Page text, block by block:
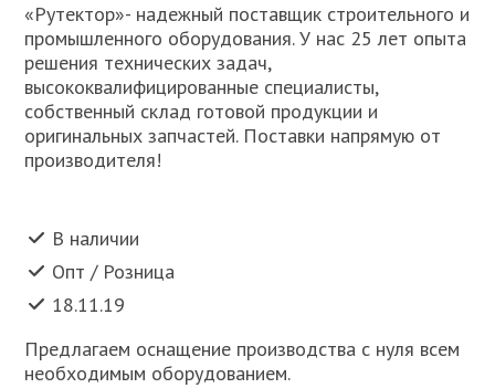
«Рутектор»- надежный поставщик строительного и
промышленного оборудования. У нас 25 лет опыта
решения технических задач,
высококвалифицированные специалисты,
собственный склад готовой продукции и
оригинальных запчастей. Поставки напрямую от
производителя!
В наличии
Опт / Розница
18.11.19
Предлагаем оснащение производства с нуля всем
необходимым оборудованием.